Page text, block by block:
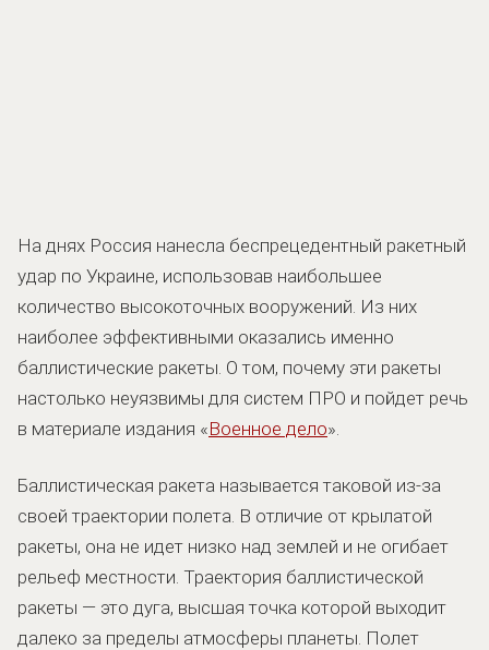
На днях Россия нанесла беспрецедентный ракетный
удар по Украине, использовав наибольшее
количество высокоточных вооружений. Из них
наиболее эффективными оказались именно
баллистические ракеты. О том, почему эти ракеты
настолько неуязвимы для систем ПРО и пойдет речь
в материале издания «Военное дело».
Баллистическая ракета называется таковой из-за
своей траектории полета. В отличие от крылатой
ракеты, она не идет низко над землей и не огибает
рельеф местности. Траектория баллистической
ракеты — это дуга, высшая точка которой выходит
далеко за пределы атмосферы планеты. Полет